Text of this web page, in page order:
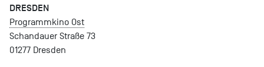
DRESDEN
Programmkino Ost
Schandauer Straße 73
01277 Dresden